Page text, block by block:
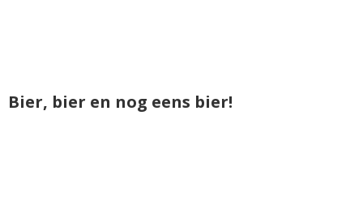
Bier, bier en nog eens bier!